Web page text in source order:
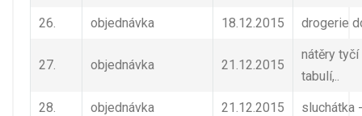
26. objednávka 18.12.2015 drogerie
27. objednávka 21.12.2015
nátěry tyčí
tabulí,..
28. objednávka 21.12.2015 sluchátka